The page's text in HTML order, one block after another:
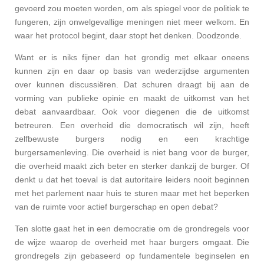
gevoerd zou moeten worden, om als spiegel voor de politiek te
fungeren, zijn onwelgevallige meningen niet meer welkom. En
waar het protocol begint, daar stopt het denken. Doodzonde.
Want er is niks fijner dan het grondig met elkaar oneens
kunnen zijn en daar op basis van wederzijdse argumenten
over kunnen discussiëren. Dat schuren draagt bij aan de
vorming van publieke opinie en maakt de uitkomst van het
debat aanvaardbaar. Ook voor diegenen die de uitkomst
betreuren. Een overheid die democratisch wil zijn, heeft
zelfbewuste burgers nodig en een krachtige
burgersamenleving. Die overheid is niet bang voor de burger,
die overheid maakt zich beter en sterker dankzij de burger. Of
denkt u dat het toeval is dat autoritaire leiders nooit beginnen
met het parlement naar huis te sturen maar met het beperken
van de ruimte voor actief burgerschap en open debat?
Ten slotte gaat het in een democratie om de grondregels voor
de wijze waarop de overheid met haar burgers omgaat. Die
grondregels zijn gebaseerd op fundamentele beginselen en